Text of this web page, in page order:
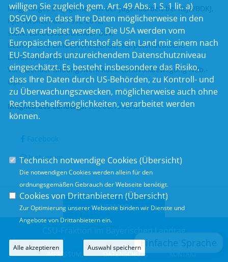
langjähriges Engagement in der Jugendarbeit bei KLJB/BDKJ,
KJR-Vorsitzender 1992-2012;
stellv. Landesvorsitzender BdV;
Bezirks- und Landesvorsitzender Karpatendeutsche
Landsmannschaft;
Vorsitzender Bildungswerk Kath. Landvolkbewegung Ndb.-
Opf.
Mitglied des Landtags:seit 06.10.2003
Facebook
Instagram
SITEMAP
CSU-Fraktion im Bayerischen Landtag
IMPRESSUM DATENSCHUTZ
KONTAKT
willigen Sie zugleich gem. Art. 49 Abs. 1 S. 1 lit. a)
DSGVO ein, dass Ihre Daten möglicherweise in den
USA verarbeitet werden. Die USA werden vom
Europäischen Gerichtshof als ein Land mit einem nach
EU-Standards unzureichendem Datenschutzniveau
eingeschätzt. Es besteht insbesondere das Risiko,
dass Ihre Daten durch US-Behörden, zu Kontroll- und
zu Überwachungszwecken, möglicherweise auch ohne
Rechtsbehelfsmöglichkeiten, verarbeitet werden
können.
Technisch notwendige Cookies (Übersicht)
Die notwendigen Cookies werden allein für den
ordnungsgemäßen Gebrauch der Webseite benötigt.
Cookies von Drittanbietern (Übersicht)
Zur Optimierung unserer Webseite binden wir Dienste und
Angebote von Drittanbietern ein.
Alle akzeptieren Auswahl speichern